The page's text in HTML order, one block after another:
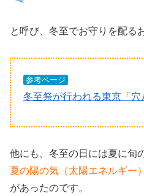
と呼び、冬至でお守りを配る
参考ページ
冬至祭が行われる東京「穴
他にも、冬至の日には夏に旬
夏の陽の気（太陽エネルギー）
があったのです。